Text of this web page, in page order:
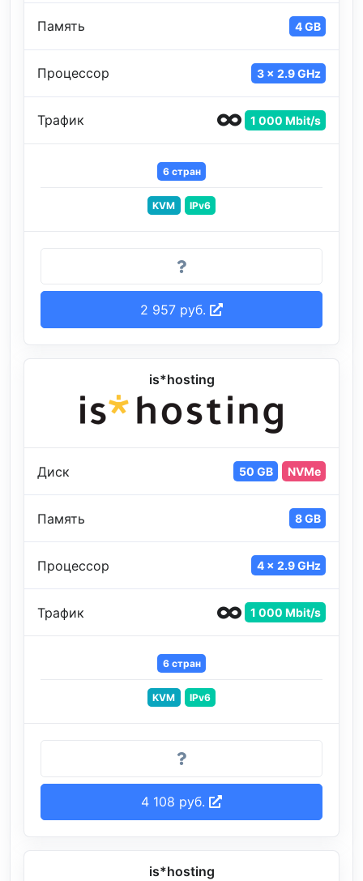
Память 4 GB
Процессор 3 x 2.9 GHz
Трафик 1 000 Mbit/s
6 стран
KVM IPv6
2 957 руб.
is*hosting
Диск 50 GB NVMe
Память 8 GB
Процессор 4 x 2.9 GHz
Трафик 1 000 Mbit/s
6 стран
KVM IPv6
4 108 руб.
is*hosting